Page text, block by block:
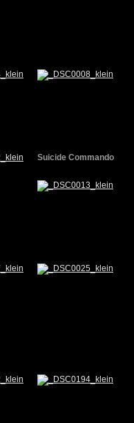
Suicide Commando